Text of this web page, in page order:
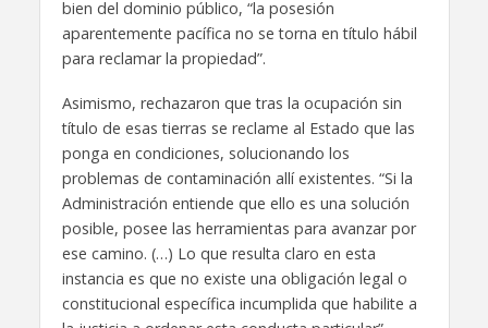
bien del dominio público, “la posesión
aparentemente pacífica no se torna en título hábil
para reclamar la propiedad”.
Asimismo, rechazaron que tras la ocupación sin
título de esas tierras se reclame al Estado que las
ponga en condiciones, solucionando los
problemas de contaminación allí existentes. “Si la
Administración entiende que ello es una solución
posible, posee las herramientas para avanzar por
ese camino. (…) Lo que resulta claro en esta
instancia es que no existe una obligación legal o
constitucional específica incumplida que habilite a